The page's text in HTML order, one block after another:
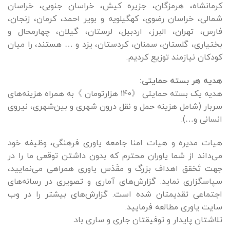
کرمانشاه، هرمزگان، جزیره کیش، خراسان جنوبی، خراسان
شمالی، خراسان رضوی، کهگیلویه و بویر احمد، کرمان، زنجان،
فارس، تهران، البرز، اردبیل، لرستان، گیلان، چهارمحال و
بختیاری، گلستان، سمنان، کردستان، یزد و … هستند، را میان
کودکان نیازمند توزیع کردیم.
هدیه هر بسته حمایتی:
هدیه یک بسته حمایتی 《۱۴۰ هزارتومان 》به همراه هزینه‌های
سربار (شامل هزینه حمل و نقل درون شهری و بین‌شهری، نیروی
انسانی و…).
هیات مدیره و هیات امنا جامعه یاوری فرهنگی، وظیفه خود
می‌داند از شما یاوران محترم که بدون داشتن توقعی ما را در
جهت تَحَقق اهداف بزرگ و مقَدَس یاوری همراهی می‌نمایید،
سپاسگزاری نماید. گزارش‌های آماری و تصویری در رسانه‌های
اجتماعی تقدیمتان شده است. گزارش‌های بیشتر را در وب
سایت یاوری مطالعه فرمایید.
تلاشتان پایدار و توفیقتان جاری و ساری باد.